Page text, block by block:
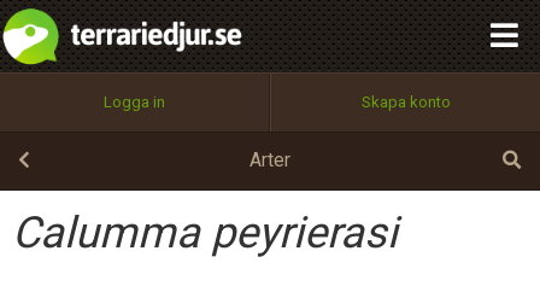
Logga in Skapa konto
Arter
Calumma peyrierasi
Utför
100%
OK
integritetspolicy
Namn:
Epost:
Begär nytt lösenord
Tillbaka till förstasidan